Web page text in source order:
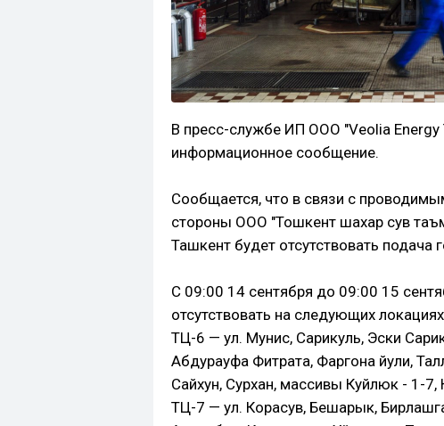
В пресс-службе ИП ООО "Veolia Energy
информационное сообщение.
Сообщается, что в связи с
стороны ООО "Тошкент шахар сув
Ташкент будет отсутствовать подача
С 09:00 14 сентября до 09:00 15
отсутствовать на следующих
ТЦ-6 — ул. Мунис, Сарикуль, Эски
Абдурауфа Фитрата, Фаргона йули,
Сайхун, Сурхан, массивы Куйлюк - 1-
ТЦ-7 — ул. Корасув, Бешарык,